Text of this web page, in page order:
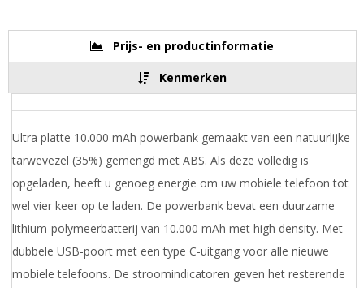
Prijs- en productinformatie
Kenmerken
Ultra platte 10.000 mAh powerbank gemaakt van een natuurlijke
tarwevezel (35%) gemengd met ABS. Als deze volledig is
opgeladen, heeft u genoeg energie om uw mobiele telefoon tot
wel vier keer op te laden. De powerbank bevat een duurzame
lithium-polymeerbatterij van 10.000 mAh met high density. Met
dubbele USB-poort met een type C-uitgang voor alle nieuwe
mobiele telefoons. De stroomindicatoren geven het resterende